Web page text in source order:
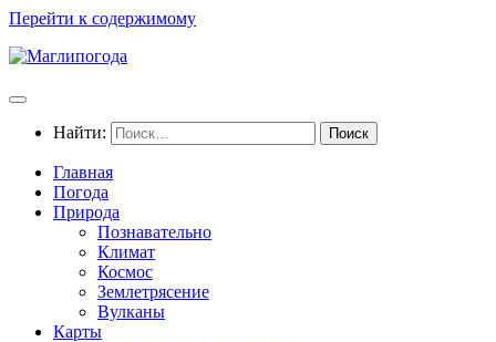
Перейти к содержимому
Найти:
Главная
Погода
Природа
Познавательно
Климат
Космос
Землетрясение
Вулканы
Карты